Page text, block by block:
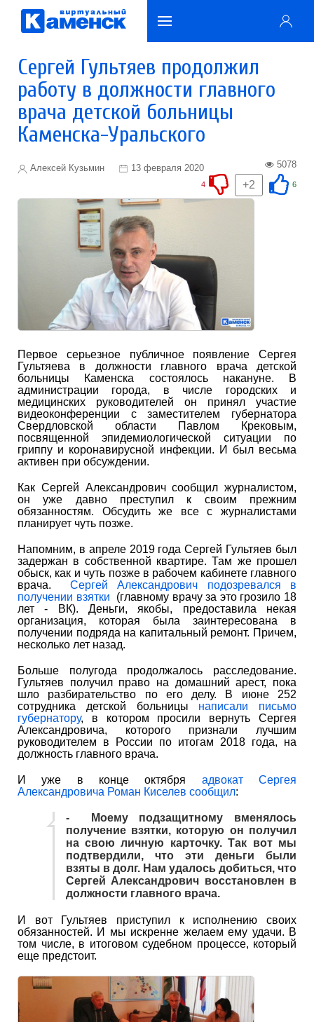
Сергей Гультяев продолжил
работу в должности главного
врача детской больницы
Каменска-Уральского
Алексей Кузьмин 13 февраля 2020 5078
6
+2
4
Первое серьезное публичное появление Сергея
Гультяева в должности главного врача детской
больницы Каменска состоялось накануне. В
администрации города, в числе городских и
медицинских руководителей он принял участие
видеоконференции с заместителем губернатора
Свердловской области Павлом Крековым,
посвященной эпидемиологической ситуации по
гриппу и коронавирусной инфекции. И был весьма
активен при обсуждении.
Как Сергей Александрович сообщил журналистом,
он уже давно преступил к своим прежним
обязанностям. Обсудить же все с журналистами
планирует чуть позже.
Напомним, в апреле 2019 года Сергей Гультяев был
задержан в собственной квартире. Там же прошел
обыск, как и чуть позже в рабочем кабинете главного
врача. Сергей Александрович подозревался в
получении взятки
(главному врачу за это грозило 18
лет - ВК). Деньги, якобы, предоставила некая
организация, которая была заинтересована в
получении подряда на капитальный ремонт. Причем,
несколько лет назад.
Больше полугода продолжалось расследование.
Гультяев получил право на домашний арест, пока
шло разбирательство по его делу. В июне 252
сотрудника детской больницы написали письмо
губернатору, в котором просили вернуть Сергея
Александровича, которого признали лучшим
руководителем в России по итогам 2018 года, на
должность главного врача.
И уже в конце октября адвокат Сергея
Александровича Роман Киселев сообщил:
- Моему подзащитному вменялось
получение взятки, которую он получил
на свою личную карточку. Так вот мы
подтвердили, что эти деньги были
взяты в долг. Нам удалось добиться, что
Сергей Александрович восстановлен в
должности главного врача.
И вот Гультяев приступил к исполнению своих
обязанностей. И мы искренне желаем ему удачи. В
том числе, в итоговом судебном процессе, который
еще предстоит.